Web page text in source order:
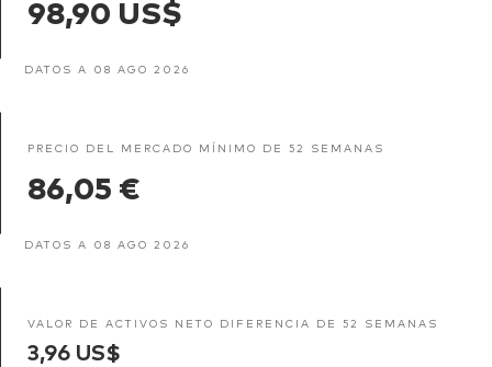
98,90 US$
DATOS A 08 AGO 2026
PRECIO DEL MERCADO MÍNIMO DE 52 SEMANAS
86,05 €
DATOS A 08 AGO 2026
VALOR DE ACTIVOS NETO DIFERENCIA DE 52 SEMANAS
3,96 US$